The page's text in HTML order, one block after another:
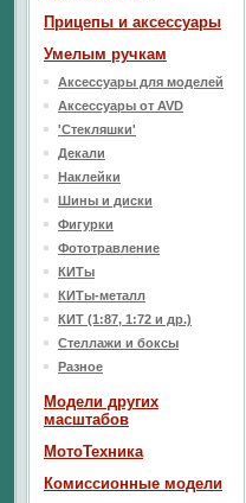
Прицепы и аксессуары
Умелым ручкам
Аксессуары для моделей
Аксессуары от AVD
'Стекляшки'
Декали
Наклейки
Шины и диски
Фигурки
Фототравление
КИТы
КИТы-металл
КИТ (1:87, 1:72 и др.)
Стеллажи и боксы
Разное
Модели других
масштабов
МотоТехника
Комиссионные модели